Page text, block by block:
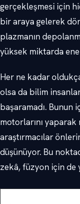
gerçekleşmesi için
bir araya gelerek
plazmanın
yüksek miktarda
Her ne kadar
olsa da bilim
başaramadı.
motorlarını
araştırmacılar
düşünüyor. Bu
zekâ, füzyon için de